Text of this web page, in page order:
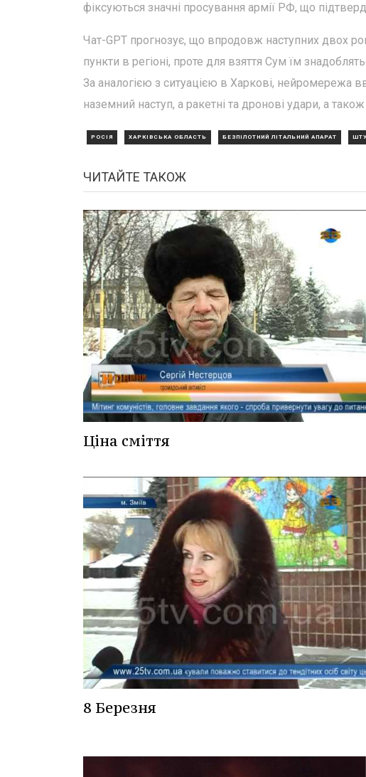
фіксуються значні просування армії РФ, що
Чат-GPT прогнозує, що впродовж наступних двох
пункти в регіоні, проте для взяття Сум їм
За аналогією з ситуацією в Харкові, нейромережа
наземний наступ, а ракетні та дронові удари, а
РОСІЯ ХАРКІВСЬКА ОБЛАСТЬ БЕЗПІЛОТНИЙ ЛІТАЛЬНИЙ АПАРАТ
ЧИТАЙТЕ ТАКОЖ
Ціна сміття
8 Березня